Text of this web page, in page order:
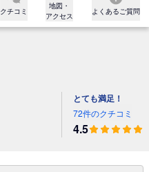
クチコミ
地図・
アクセス
よくあるご質問
とても満足！
72件のクチコミ
4.5